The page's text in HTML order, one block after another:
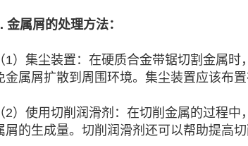
金属屑的处理方法：
（1）集尘装置：在硬质合金带锯切割金属
金属屑扩散到周围环境。集尘装置应该布
（2）使用切削润滑剂：在切削金属的过程
屑的生成量。切削润滑剂还可以帮助提高